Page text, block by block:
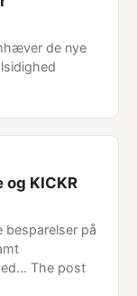
de nye
KICKR
på
The post